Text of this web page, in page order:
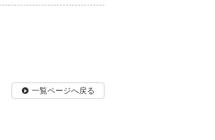
一覧ページへ戻る